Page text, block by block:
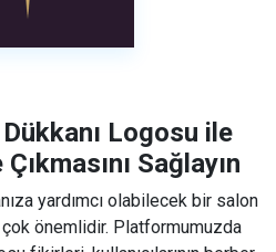
Dükkanı Logosu ile
Sağlayın
yardımcı olabilecek bir salon
önemlidir. Platformumuzda